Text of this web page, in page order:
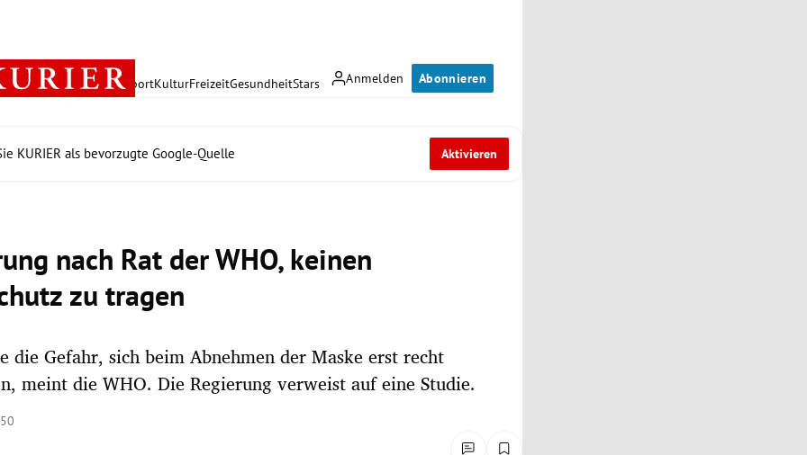
Anmelden Abonnieren
PolitikWirtschaft SportKulturFreizeitGesundheitStars
KURIER als bevorzugte Google-Quelle Aktivieren
nach Rat der WHO, keinen
zu tragen
die Gefahr, sich beim Abnehmen der Maske erst recht
meint die WHO. Die Regierung verweist auf eine Studie.